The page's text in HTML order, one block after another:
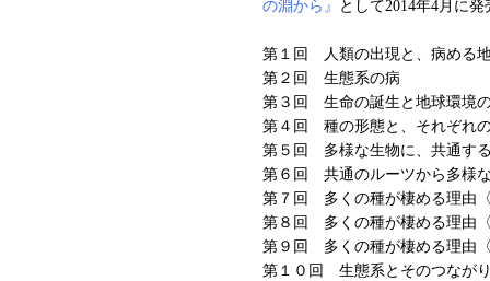
の淵から』 として2014年4月に発
第１回 人類の出現と、病める
第２回 生態系の病
第３回 生命の誕生と地球環境
第４回 種の形態と、それぞれ
第５回 多様な生物に、共通す
第６回 共通のルーツから多様
第７回 多くの種が棲める理由
第８回 多くの種が棲める理由
第９回 多くの種が棲める理由
第１０回 生態系とそのつなが